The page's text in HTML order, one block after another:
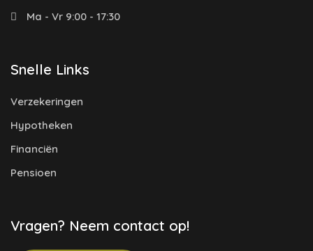
Ma - Vr 9:00 - 17:30
Snelle Links
Verzekeringen
Hypotheken
Financiën
Pensioen
Vragen? Neem contact op!